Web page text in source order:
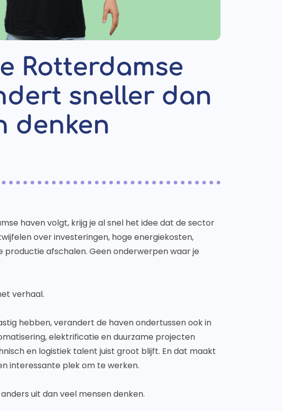
Rotterdamse
sneller dan
denken
haven volgt, krijg je al snel het idee dat de sector
over investeringen, hoge energiekosten,
afschalen. Geen onderwerpen waar je
verhaal.
hebben, verandert de haven ondertussen ook in
elektrificatie en duurzame projecten
en logistiek talent juist groot blijft. En dat maakt
interessante plek om te werken.
uit dan veel mensen denken.